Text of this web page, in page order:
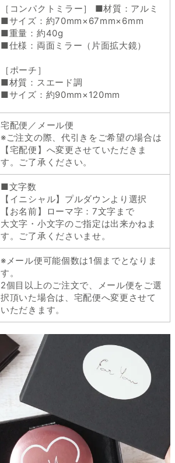
［コンパクトミラー］ ■材質：アルミ
■サイズ：約70mm×67mm×6mm
■重量：約40g
■仕様：両面ミラー（片面拡大鏡）
［ポーチ］
■材質：スエード調
■サイズ：約90mm×120mm
宅配便／メール便
※ご注文の際、代引きをご希望の場合は
【宅配便】へ変更させていただきま
す。ご了承ください。
■文字数
【イニシャル】プルダウンより選択
【お名前】ローマ字：7文字まで
大文字・小文字のご指定は出来かねま
す。ご了承くださいませ。
※メール便可能個数は1個までとなりま
す。
2個目以上のご注文で、メール便をご選
択頂いた場合は、宅配便へ変更させて
いただきます。